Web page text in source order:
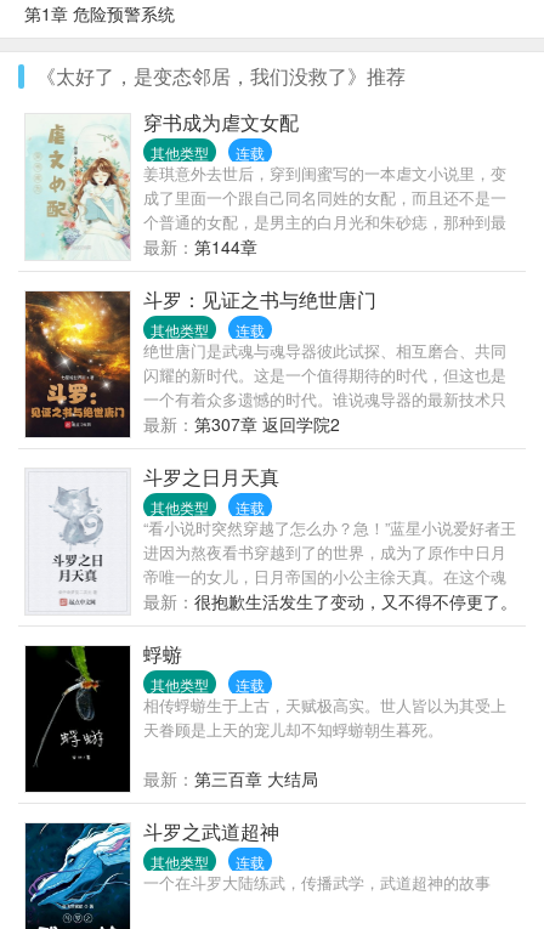
第1章 危险预警系统
《太好了，是变态邻居，我们没救了》推荐
穿书成为虐文女配
其他类型 连载
姜琪意外去世后，穿到闺蜜写的一本虐文小说里，变
成了里面一个跟自己同名同姓的女配，而且还不是一
个普通的女配，是男主的白月光和朱砂痣，那种到最
后必死的角色。而为了保证世界不会崩塌姜琪任务也
就只有两个：第一维护好人设并走完剧情。第二必须
确保男女主...
最新： 第144章
斗罗：见证之书与绝世唐门
其他类型 连载
绝世唐门是武魂与魂导器彼此试探、相互磨合、共同
闪耀的新时代。这是一个值得期待的时代，但这也是
一个有着众多遗憾的时代。谁说魂导器的最新技术只
能在日月大陆寻找？谁说关爱小师弟的师姐只能在大
结局团圆？在见证之书的见证下，让斗罗大陆提前迎
来魂导器盛世吧。
最新： 第307章 返回学院2
斗罗之日月天真
其他类型 连载
“看小说时突然穿越了怎么办？急！”蓝星小说爱好者王
进因为熬夜看书穿越到了的世界，成为了原作中日月
帝唯一的女儿，日月帝国的小公主徐天真。在这个魂
力与魂导器互相交融，魂兽与人类矛盾激化，国家间
弥漫着战争阴云的时代，面对着包括原作主角...
最新： 很抱歉生活发生了变动，又不得不停更了。
蜉蝣
其他类型 连载
相传蜉蝣生于上古，天赋极高实。世人皆以为其受上
天眷顾是上天的宠儿却不知蜉蝣朝生暮死。
最新： 第三百章 大结局
斗罗之武道超神
其他类型 连载
一个在斗罗大陆练武，传播武学，武道超神的故事